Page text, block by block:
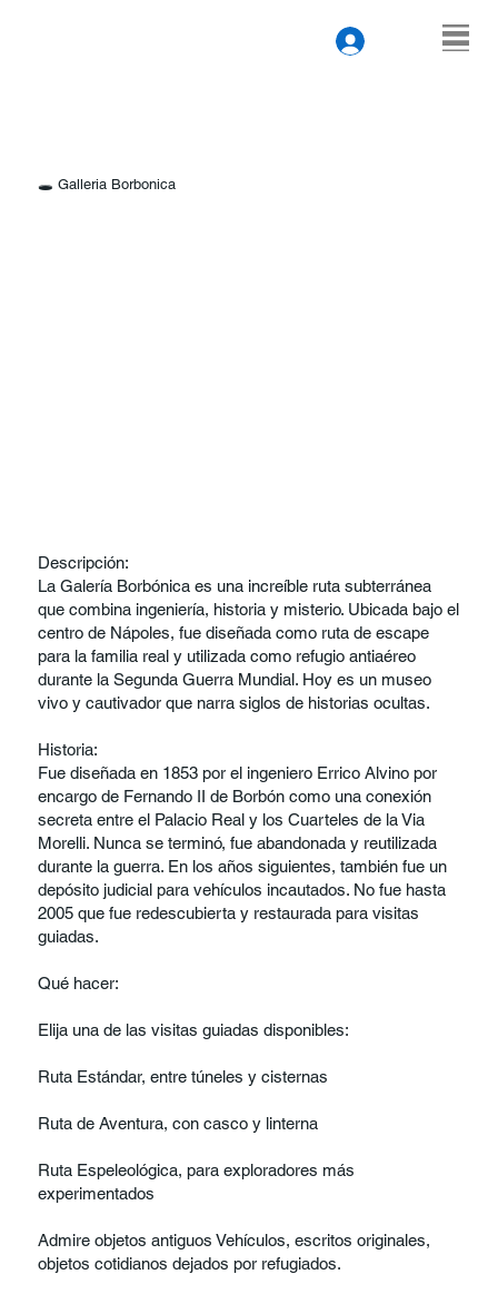
🕳️ Galleria Borbonica
Descripción:
La Galería Borbónica es una increíble ruta subterránea
que combina ingeniería, historia y misterio. Ubicada bajo el
centro de Nápoles, fue diseñada como ruta de escape
para la familia real y utilizada como refugio antiaéreo
durante la Segunda Guerra Mundial. Hoy es un museo
vivo y cautivador que narra siglos de historias ocultas.
Historia:
Fue diseñada en 1853 por el ingeniero Errico Alvino por
encargo de Fernando II de Borbón como una conexión
secreta entre el Palacio Real y los Cuarteles de la Via
Morelli. Nunca se terminó, fue abandonada y reutilizada
durante la guerra. En los años siguientes, también fue un
depósito judicial para vehículos incautados. No fue hasta
2005 que fue redescubierta y restaurada para visitas
guiadas.
Qué hacer:
Elija una de las visitas guiadas disponibles:
Ruta Estándar, entre túneles y cisternas
Ruta de Aventura, con casco y linterna
Ruta Espeleológica, para exploradores más
experimentados
Admire objetos antiguos Vehículos, escritos originales,
objetos cotidianos dejados por refugiados.